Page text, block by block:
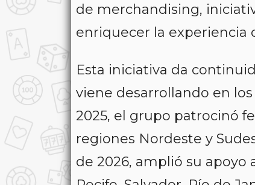
de merchandising,
enriquecer la experiencia
Esta iniciativa da
viene desarrollando en
2025, el grupo patrocinó
regiones Nordeste y
de 2026, amplió su apoyo